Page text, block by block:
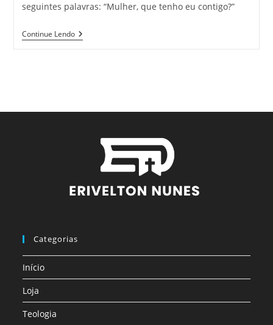
seguintes palavras: “Mulher, que tenho eu contigo?”
Continue Lendo
Categorias
Início
Loja
Teologia